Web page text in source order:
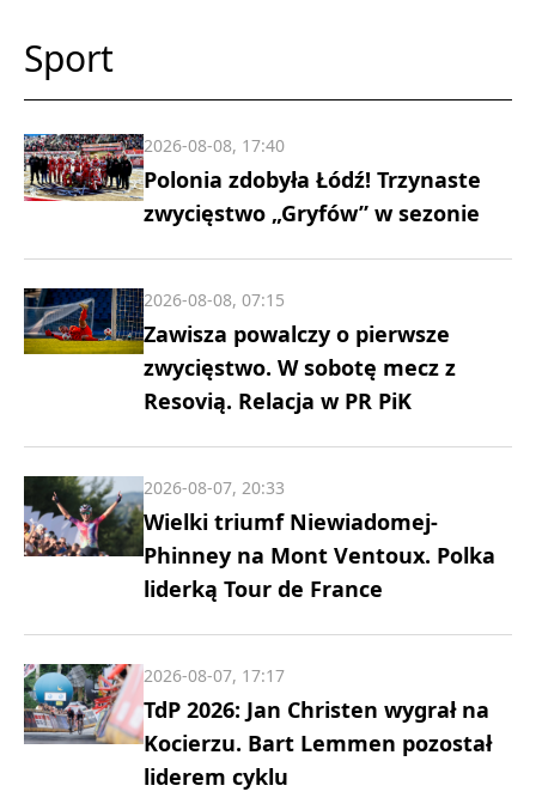
Sport
Polonia zdobyła Łódź! Trzynaste
zwycięstwo „Gryfów” w sezonie
2026-08-08, 17:40
Zawisza powalczy o pierwsze
zwycięstwo. W sobotę mecz z
Resovią. Relacja w PR PiK
2026-08-08, 07:15
Wielki triumf Niewiadomej-
Phinney na Mont Ventoux. Polka
liderką Tour de France
2026-08-07, 20:33
TdP 2026: Jan Christen wygrał na
Kocierzu. Bart Lemmen pozostał
liderem cyklu
2026-08-07, 17:17